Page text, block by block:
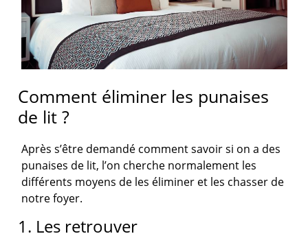
Comment éliminer les punaises
de lit ?
Après s’être demandé comment savoir si on a des
punaises de lit, l’on cherche normalement les
différents moyens de les éliminer et les chasser de
notre foyer.
1. Les retrouver